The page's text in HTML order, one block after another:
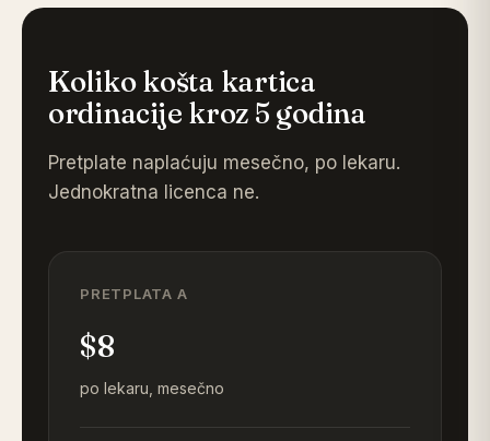
Koliko košta kartica
ordinacije kroz 5 godina
Pretplate naplaćuju mesečno, po lekaru.
Jednokratna licenca ne.
PRETPLATA A
$8
po lekaru, mesečno